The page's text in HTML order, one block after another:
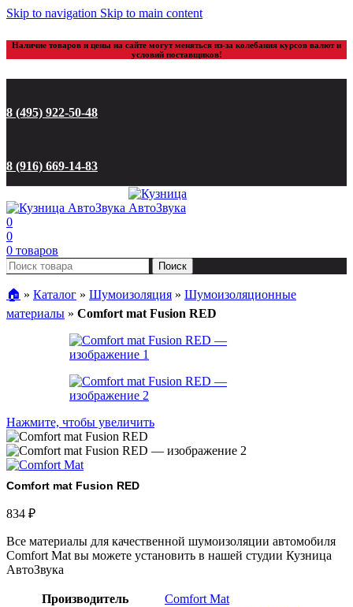
Skip to navigation Skip to main content
Наличие товаров и цены на сайте могут меняться из-за колебания курсов валют и
условий поставщиков!
8 (495) 922-50-48
8 (916) 669-14-83
0
0
0 товаров
Поиск
🏠︎ » Каталог » Шумоизоляция » Шумоизоляционные
материалы » Comfort mat Fusion RED
Нажмите, чтобы увеличить
Comfort mat Fusion RED
834 ₽
Все материалы для качественной шумоизоляции автомобиля
Comfort Mat вы можете установить в нашей студии Кузница
АвтоЗвука
Производитель
Comfort Mat